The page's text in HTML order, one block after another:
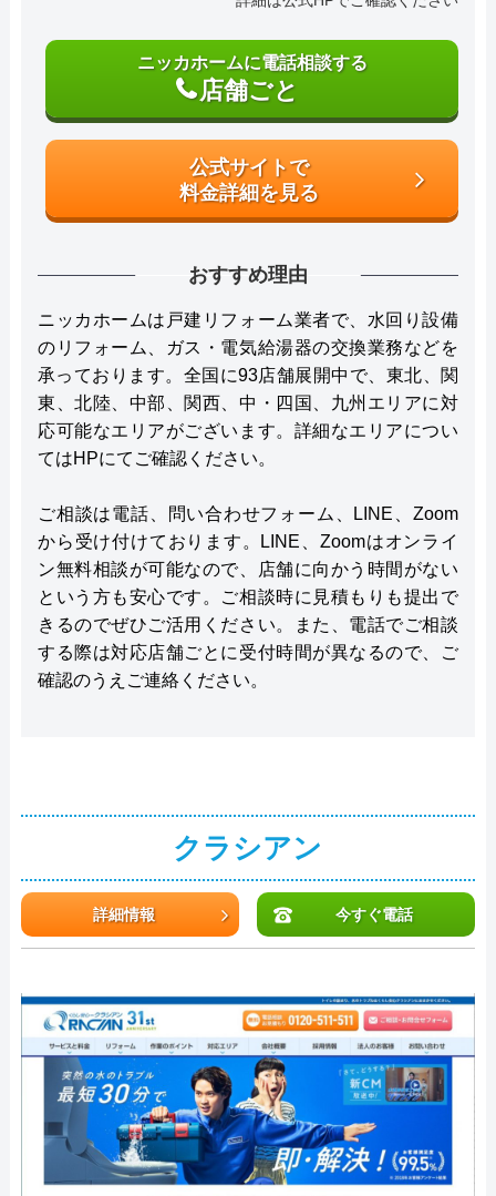
ニッカホームに電話相談する
店舗ごと
公式サイトで
料金詳細を見る
おすすめ理由
ニッカホームは戸建リフォーム業者で、水回り設備
のリフォーム、ガス・電気給湯器の交換業務などを
承っております。全国に93店舗展開中で、東北、関
東、北陸、中部、関西、中・四国、九州エリアに対
応可能なエリアがございます。詳細なエリアについ
てはHPにてご確認ください。
ご相談は電話、問い合わせフォーム、LINE、Zoom
から受け付けております。LINE、Zoomはオンライ
ン無料相談が可能なので、店舗に向かう時間がない
という方も安心です。ご相談時に見積もりも提出で
きるのでぜひご活用ください。また、電話でご相談
する際は対応店舗ごとに受付時間が異なるので、ご
確認のうえご連絡ください。
クラシアン
詳細情報 今すぐ電話